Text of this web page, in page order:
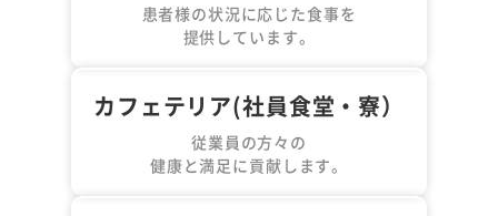
患者様の状況に応じた食事を
提供しています。
カフェテリア(社員食堂・寮）
従業員の方々の
健康と満足に貢献します。